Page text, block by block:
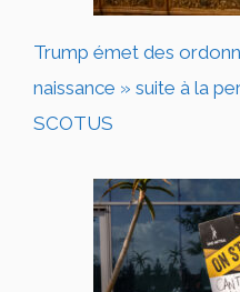
Trump émet des
naissance » suite à la
SCOTUS